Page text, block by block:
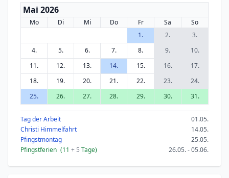
Mai 2026
Mo Di Mi Do Fr Sa
So
1.
2.
3.
4.
5. 6. 7. 8. 9.
10.
11.
12. 13. 14. 15. 16.
17.
18.
19. 20. 21. 22. 23.
24.
25.
26. 27. 28. 29. 30. 31.
Tag der Arbeit
01.05.
Christi Himmelfahrt
14.05.
Pfingstmontag
25.05.
Pfingstferien (11 + 5 Tage) 26.05. - 05.06.